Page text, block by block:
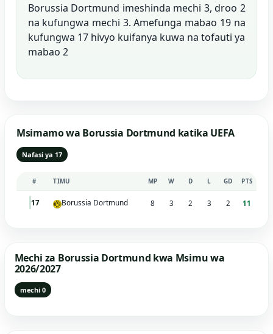
Borussia Dortmund imeshinda mechi 3, droo 2
na kufungwa mechi 3. Amefunga mabao 19 na
kufungwa 17 hivyo kuifanya kuwa na tofauti ya
mabao 2
Msimamo wa Borussia Dortmund katika UEFA
Nafasi ya 17
# TIMU MP W D L GD PTS
17 Borussia Dortmund 8 3 2 3 2 11
Mechi za Borussia Dortmund kwa Msimu wa
2026/2027
mechi 0